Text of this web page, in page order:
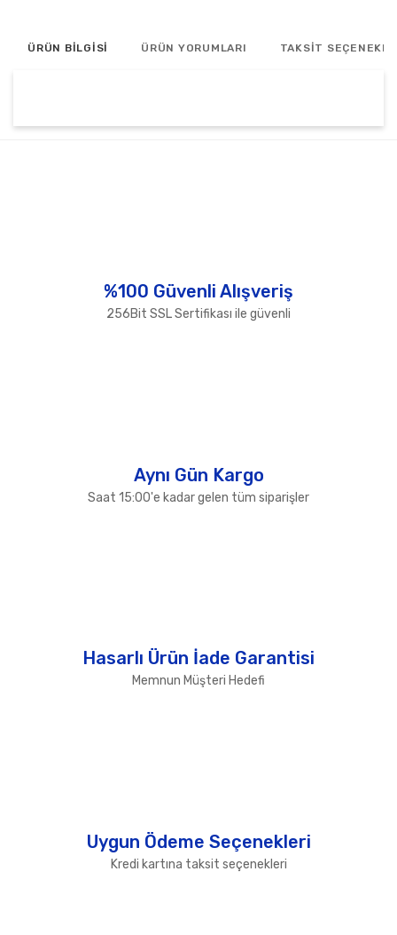
ÜRÜN BİLGİSİ ÜRÜN YORUMLARI TAKSİT
Ürün fiyatı diğer sitelerden daha pahalı.
%100 Güvenli Alışveriş
256Bit SSL Sertifikası ile güvenli
Aynı Gün Kargo
Saat 15:00'e kadar gelen tüm siparişler
Hasarlı Ürün İade Garantisi
Memnun Müşteri Hedefi
Uygun Ödeme Seçenekleri
Kredi kartına taksit seçenekleri